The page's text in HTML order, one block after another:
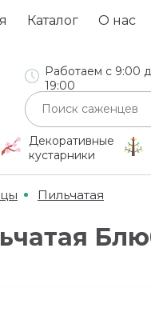
Каталог О нас
Работаем с 9:00
19:00
Декоративные
кустарники
Пильчатая